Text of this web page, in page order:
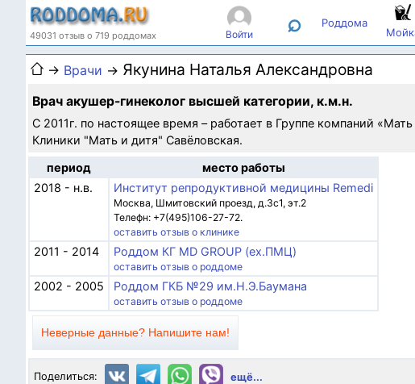
49031 отзыв о 719 роддомах Войти ⌕ Роддома
→ Врачи → Якунина Наталья Александровна
Врач акушер-гинеколог высшей категории, к.м.н.
С 2011г. по настоящее время – работает в Группе компаний
Клиники "Мать и дитя" Савёловская.
период
место работы
2018 - н.в.
Институт репродуктивной медицины Remedi
Москва, Шмитовский проезд, д.3с1, эт.2
Телефн: +7(495)106-27-72.
оставить отзыв о клинике
2011 - 2014 Роддом КГ MD GROUP (ex.ПМЦ)
оставить отзыв о роддоме
2002 - 2005 Роддом ГКБ №29 им.Н.Э.Баумана
оставить отзыв о роддоме
Неверные данные? Напишите нам!
Поделиться: ещё...